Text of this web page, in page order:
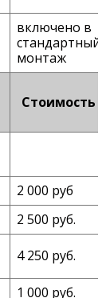
включено в
стандартный
монтаж
Стоимость
2 000 руб
2 500 руб.
4 250 руб.
1 000 руб.